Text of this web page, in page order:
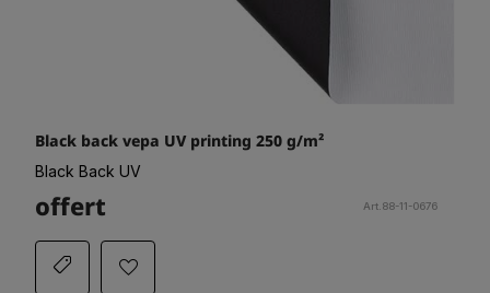
Black back vepa UV printing 250 g/m²
Black Back UV
offert Art.88-11-0676